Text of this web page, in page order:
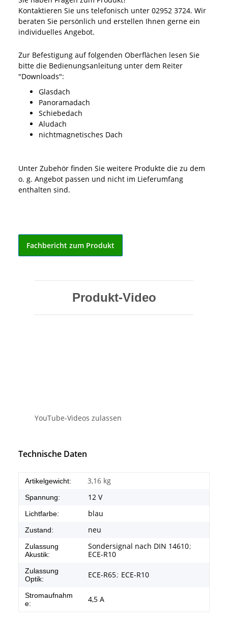
Kontaktieren Sie uns telefonisch unter 02952 3724. Wir
beraten Sie persönlich und erstellen Ihnen gerne ein
individuelles Angebot.
Zur Befestigung auf folgenden Oberflächen lesen Sie
bitte die Bedienungsanleitung unter dem Reiter
"Downloads":
Glasdach
Panoramadach
Schiebedach
Aludach
nichtmagnetisches Dach
Unter Zubehör finden Sie weitere Produkte die zu dem
o. g. Angebot passen und nicht im Lieferumfang
enthalten sind.
Fachbericht zum Produkt
Produkt-Video
YouTube-Videos zulassen
Technische Daten
Artikelgewicht: 3,16 kg
Spannung: 12 V
Lichtfarbe: blau
Zustand: neu
Zulassung
Akustik:
Sondersignal nach DIN 14610;
ECE-R10
Zulassung
Optik:
ECE-R65; ECE-R10
Stromaufnahm
e:
4,5 A